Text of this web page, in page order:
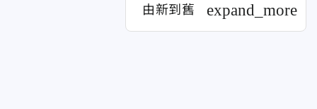
由新到舊 expand_more